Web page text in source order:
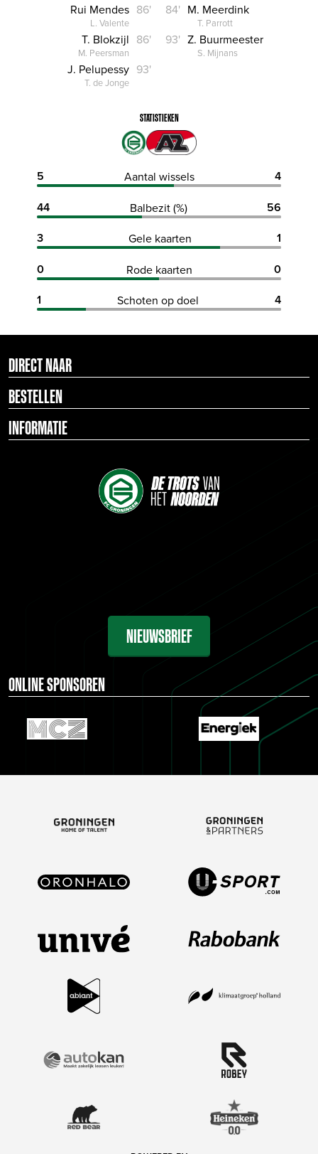
Rui Mendes
L. Valente
86' M. Meerdink
T. Parrott
84'
T. Blokzijl
M. Peersman
86' Z. Buurmeester
S. Mijnans
93'
J. Pelupessy
T. de Jonge
93'
STATISTIEKEN
5 Aantal wissels
4
44
Balbezit (%)
56
3
Gele kaarten
1
0
Rode kaarten
0
1
Schoten op doel 4
DIRECT NAAR
BESTELLEN
INFORMATIE
NIEUWSBRIEF
ONLINE SPONSOREN